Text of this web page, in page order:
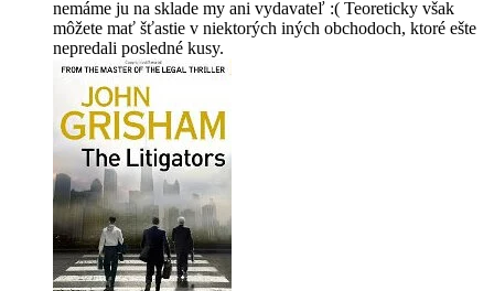
nemáme ju na sklade my ani vydavateľ :( Teoreticky však
môžete mať šťastie v niektorých iných obchodoch, ktoré ešte
nepredali posledné kusy.